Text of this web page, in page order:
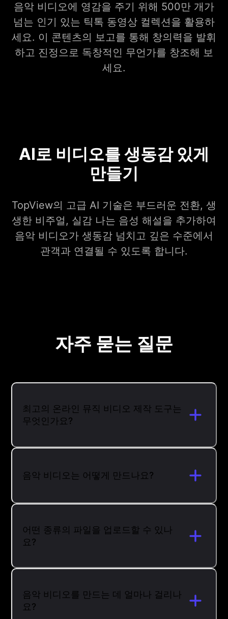
음악 비디오에 영감을 주기 위해 500만 개가
넘는 인기 있는 틱톡 동영상 컬렉션을 활용하
세요. 이 콘텐츠의 보고를 통해 창의력을 발휘
하고 진정으로 독창적인 무언가를 창조해 보
세요.
AI로 비디오를 생동감 있게
만들기
TopView의 고급 AI 기술은 부드러운 전환, 생
생한 비주얼, 실감 나는 음성 해설을 추가하여
음악 비디오가 생동감 넘치고 깊은 수준에서
관객과 연결될 수 있도록 합니다.
자주 묻는 질문
최고의 온라인 뮤직 비디오 제작 도구는
무엇인가요?
음악 비디오는 어떻게 만드나요?
어떤 종류의 파일을 업로드할 수 있나
요?
음악 비디오를 만드는 데 얼마나 걸리나
요?